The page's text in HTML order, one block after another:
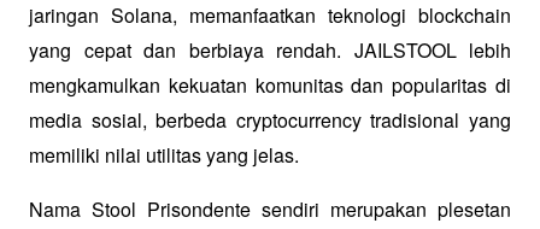
jaringan Solana, memanfaatkan teknologi blockchain
yang cepat dan berbiaya rendah. JAILSTOOL lebih
mengkamulkan kekuatan komunitas dan popularitas di
media sosial, berbeda cryptocurrency tradisional yang
memiliki nilai utilitas yang jelas.
Nama Stool Prisondente sendiri merupakan plesetan